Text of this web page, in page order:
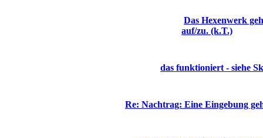
Das Hexenwerk
auf/zu. (k.T.)
das funktioniert - siehe
Re: Nachtrag: Eine Eingebung